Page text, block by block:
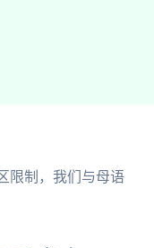
限制，我们与母语